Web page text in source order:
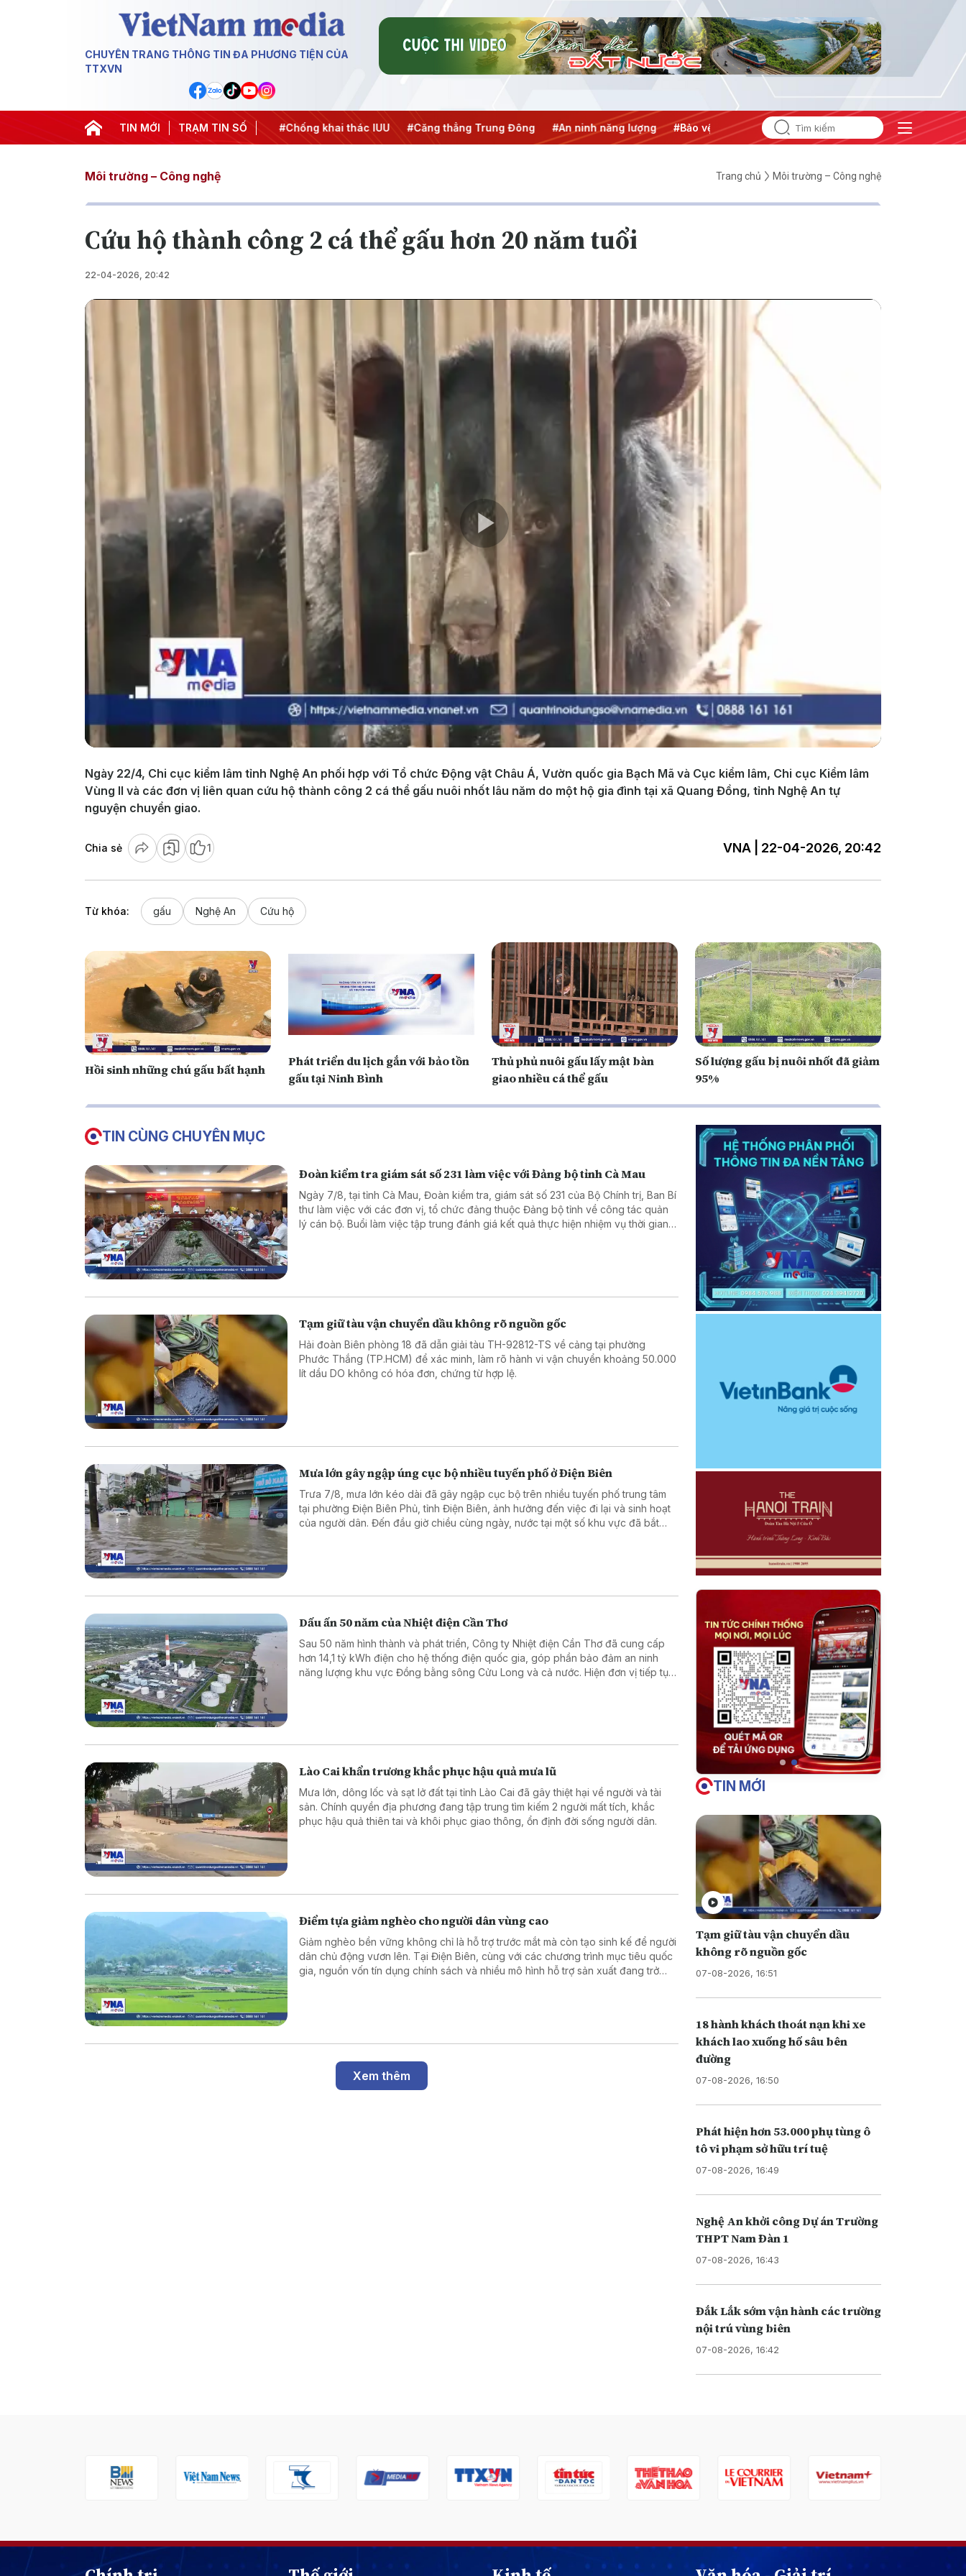
CHUYÊN TRANG THÔNG TIN ĐA PHƯƠNG TIỆN CỦA
TTXVN
TIN MỚI TRẠM TIN SỐ
thành hành động #Chiến dịch 500 ngày đêm #Chống khai thác IUU #Căng thẳng Trung Đông #An ninh năng lượng #Bảo vệ nền tảng tư tưởng của Đảng
Môi trường – Công nghệ Trang chủ Môi trường – Công nghệ
Cứu hộ thành công 2 cá thể gấu hơn 20 năm tuổi
22-04-2026, 20:42
Play
Video
Ngày 22/4, Chi cục kiểm lâm tỉnh Nghệ An phối hợp với Tổ chức Động vật Châu Á, Vườn quốc gia Bạch Mã và Cục kiểm lâm, Chi cục Kiểm lâm
Vùng II và các đơn vị liên quan cứu hộ thành công 2 cá thể gấu nuôi nhốt lâu năm do một hộ gia đình tại xã Quang Đồng, tỉnh Nghệ An tự
nguyện chuyển giao.
Chia sẻ 1 VNA | 22-04-2026, 20:42
Từ khóa: gấu Nghệ An Cứu hộ
Hồi sinh những chú gấu bất hạnh
Phát triển du lịch gắn với bảo tồn
gấu tại Ninh Bình
Thủ phủ nuôi gấu lấy mật bàn
giao nhiều cá thể gấu
Số lượng gấu bị nuôi nhốt đã giảm
95%
TIN CÙNG CHUYÊN MỤC
Đoàn kiểm tra giám sát số 231 làm việc với Đảng bộ tỉnh Cà Mau
Ngày 7/8, tại tỉnh Cà Mau, Đoàn kiểm tra, giám sát số 231 của Bộ Chính trị, Ban Bí
thư làm việc với các đơn vị, tổ chức đảng thuộc Đảng bộ tỉnh về công tác quản
lý cán bộ. Buổi làm việc tập trung đánh giá kết quả thực hiện nhiệm vụ thời gian
Tạm giữ tàu vận chuyển dầu không rõ nguồn gốc
Hải đoàn Biên phòng 18 đã dẫn giải tàu TH-92812-TS về cảng tại phường
Phước Thắng (TP.HCM) để xác minh, làm rõ hành vi vận chuyển khoảng 50.000
lít dầu DO không có hóa đơn, chứng từ hợp lệ.
Mưa lớn gây ngập úng cục bộ nhiều tuyến phố ở Điện Biên
Trưa 7/8, mưa lớn kéo dài đã gây ngập cục bộ trên nhiều tuyến phố trung tâm
tại phường Điện Biên Phủ, tỉnh Điện Biên, ảnh hưởng đến việc đi lại và sinh hoạt
của người dân. Đến đầu giờ chiều cùng ngày, nước tại một số khu vực đã bắt
Dấu ấn 50 năm của Nhiệt điện Cần Thơ
Sau 50 năm hình thành và phát triển, Công ty Nhiệt điện Cần Thơ đã cung cấp
hơn 14,1 tỷ kWh điện cho hệ thống điện quốc gia, góp phần bảo đảm an ninh
năng lượng khu vực Đồng bằng sông Cửu Long và cả nước. Hiện đơn vị tiếp tục
Lào Cai khẩn trương khắc phục hậu quả mưa lũ
Mưa lớn, dông lốc và sạt lở đất tại tỉnh Lào Cai đã gây thiệt hại về người và tài
sản. Chính quyền địa phương đang tập trung tìm kiếm 2 người mất tích, khắc
phục hậu quả thiên tai và khôi phục giao thông, ổn định đời sống người dân.
Điểm tựa giảm nghèo cho người dân vùng cao
Giảm nghèo bền vững không chỉ là hỗ trợ trước mắt mà còn tạo sinh kế để người
dân chủ động vươn lên. Tại Điện Biên, cùng với các chương trình mục tiêu quốc
gia, nguồn vốn tín dụng chính sách và nhiều mô hình hỗ trợ sản xuất đang trở
Xem thêm
TIN MỚI
Tạm giữ tàu vận chuyển dầu
không rõ nguồn gốc
07-08-2026, 16:51
18 hành khách thoát nạn khi xe
khách lao xuống hố sâu bên
đường
07-08-2026, 16:50
Phát hiện hơn 53.000 phụ tùng ô
tô vi phạm sở hữu trí tuệ
07-08-2026, 16:49
Nghệ An khởi công Dự án Trường
THPT Nam Đàn 1
07-08-2026, 16:43
Đắk Lắk sớm vận hành các trường
nội trú vùng biên
07-08-2026, 16:42